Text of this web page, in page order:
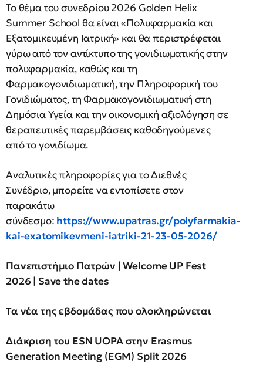
Το θέμα του συνεδρίου 2026 Golden Helix
Summer School θα είναι «Πολυφαρμακία και
Εξατομικευμένη Ιατρική» και θα περιστρέφεται
γύρω από τον αντίκτυπο της γονιδιωματικής στην
πολυφαρμακία, καθώς και τη
Φαρμακογονιδιωματική, την Πληροφορική του
Γονιδιώματος, τη Φαρμακογονιδιωματική στη
Δημόσια Υγεία και την οικονομική αξιολόγηση σε
θεραπευτικές παρεμβάσεις καθοδηγούμενες
από το γονιδίωμα.
Αναλυτικές πληροφορίες για το Διεθνές
Συνέδριο, μπορείτε να εντοπίσετε στον
παρακάτω
σύνδεσμο: https://www.upatras.gr/polyfarmakia-
kai-exatomikevmeni-iatriki-21-23-05-2026/
Πανεπιστήμιο Πατρών | Welcome UP Fest
2026 | Save the dates
Τα νέα της εβδομάδας που ολοκληρώνεται
Διάκριση του ESN UOPAστην Erasmus
Generation Meeting (EGM) Split 2026